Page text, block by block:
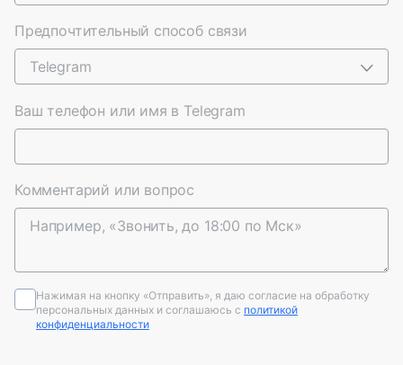
Telegram
Предпочтительный способ связи
Ваш телефон или имя в Telegram
Комментарий или вопрос
Нажимая на кнопку «Отправить», я даю согласие на обработку
персональных данных и соглашаюсь c политикой
конфиденциальности